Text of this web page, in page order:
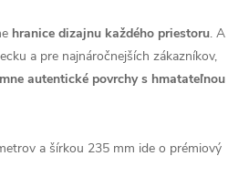
hranice dizajnu každého priestoru. A
a pre najnáročnejších zákazníkov,
autentické povrchy s hmatateľnou
a šírkou 235 mm ide o prémiový